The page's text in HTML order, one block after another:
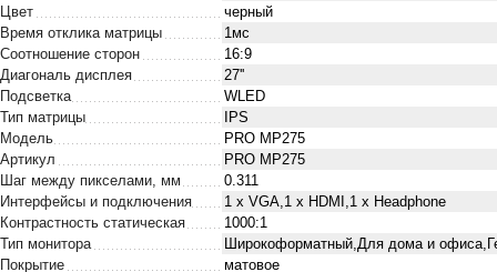
Цвет
черный
Время отклика матрицы
1мс
Соотношение сторон
16:9
Диагональ дисплея
27''
Подсветка
WLED
Тип матрицы
IPS
Модель
PRO MP275
Артикул
PRO MP275
Шаг между пикселами, мм
0.311
Интерфейсы и подключения
1 х VGA,1 х HDMI,1 x Нeadphone
Контрастность статическая
1000:1
Тип монитора
Широкоформатный,Для дома и
Покрытие
матовое